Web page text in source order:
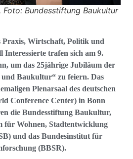
Foto: Bundesstiftung Baukultur
Praxis, Wirtschaft, Politik und
trafen sich am 9.
um das 25jährige Jubiläum der
Baukultur“ zu feiern. Das
Plenarsaal des deutschen
Conference Center) in Bonn
die Bundesstiftung Baukultur,
für Wohnen, Stadtentwicklung
und das Bundesinstitut für
(BBSR).